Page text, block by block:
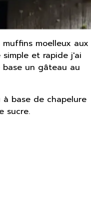
moelleux aux
simple et rapide j'ai
un gâteau au
à base de chapelure
sucre.